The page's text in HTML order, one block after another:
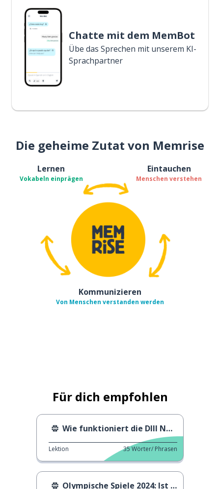
Chatte mit dem MemBot
Übe das Sprechen mit unserem KI-
Sprachpartner
Die geheime Zutat von Memrise
Lernen
Vokabeln einprägen
Eintauchen
Menschen verstehen
Kommunizieren
Von Menschen verstanden werden
Für dich empfohlen
Wie funktioniert die DIII NCAA?
Lektion 35Wörter/ Phrasen
Olympische Spiele 2024: Ist Paris bereit?